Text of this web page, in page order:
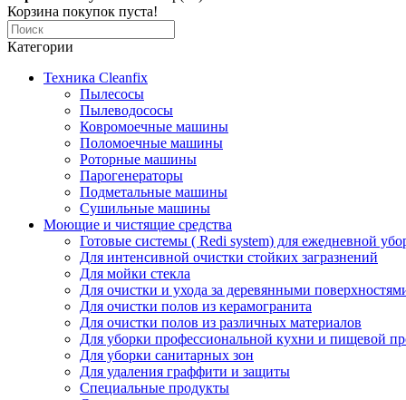
Корзина покупок пуста!
Категории
Техника Cleanfix
Пылесосы
Пылеводососы
Ковромоечные машины
Поломоечные машины
Роторные машины
Парогенераторы
Подметальные машины
Сушильные машины
Моющие и чистящие средства
Готовые системы ( Redi system) для ежедневной
Для интенсивной очистки стойких загразнений
Для мойки стекла
Для очистки и ухода за деревянными
Для очистки полов из керамогранита
Для очистки полов из различных материалов
Для уборки профессиональной кухни и пищевой
Для уборки санитарных зон
Для удаления граффити и защиты
Специальные продукты